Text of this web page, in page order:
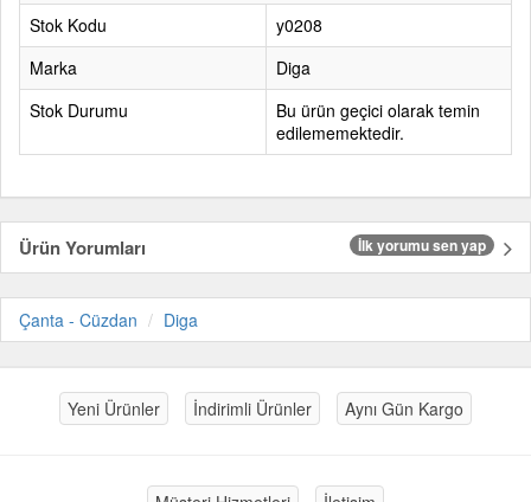
Stok Kodu
y0208
Marka
Diga
Stok Durumu
Bu ürün geçici olarak temin
edilememektedir.
Ürün Yorumları İlk yorumu sen yap
Çanta - Cüzdan Diga
Yeni Ürünler İndirimli Ürünler Aynı Gün Kargo